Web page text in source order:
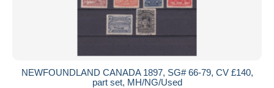
NEWFOUNDLAND CANADA 1897, SG# 66-79, CV £140,
part set, MH/NG/Used